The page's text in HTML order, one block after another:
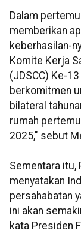
Dalam
memberikan
keberhasilan-
Komite Kerja
(JDSCC) Ke-
berkomitmen
bilateral
rumah
2025," sebut
Sementara itu,
menyatakan
persahabatan
ini akan
kata Presiden